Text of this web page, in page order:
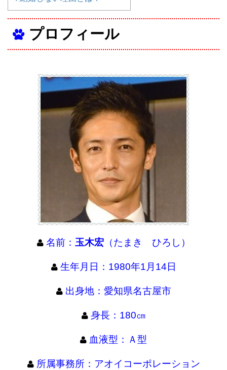
プロフィール
名前： 玉木宏（たまき ひろし）
生年月日：1980年1月14日
出身地：愛知県名古屋市
身長：180㎝
血液型：Ａ型
所属事務所：アオイコーポレーション